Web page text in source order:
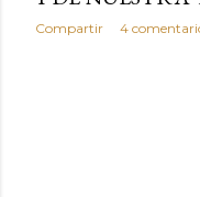
Compartir 4